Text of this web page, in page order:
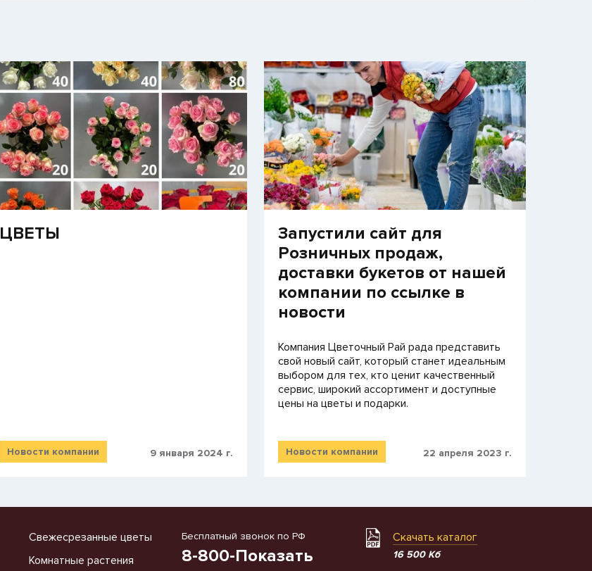
​ЦВЕТЫ
Новости компании 9 января 2024 г.
Запустили сайт для
Розничных продаж,
доставки букетов от нашей
компании по ссылке в
новости
Компания Цветочный Рай рада представить
свой новый сайт, который станет идеальным
выбором для тех, кто ценит качественный
сервис, широкий ассортимент и доступные
цены на цветы и подарки.
Новости компании 22 апреля 2023 г.
Свежесрезанные цветы
Комнатные растения
Бесплатный звонок по РФ
8-800-Показать
Скачать каталог
16 500 Кб